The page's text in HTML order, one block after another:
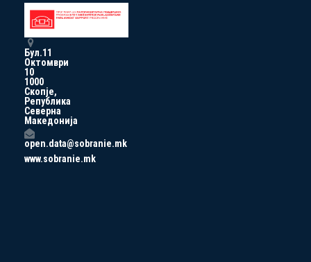
Бул.11
Октомври
10
1000
Скопје,
Република
Северна
Македонија
open.data@sobranie.mk
www.sobranie.mk